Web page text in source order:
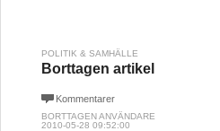
POLITIK & SAMHÄLLE
Borttagen artikel
Kommentarer
BORTTAGEN ANVÄNDARE
2010-05-28 09:52:00